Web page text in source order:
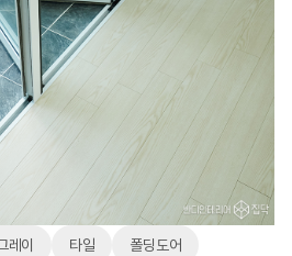
레이 타일 폴딩도어